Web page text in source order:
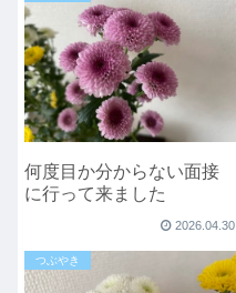
何度目か分からない面接
に行って来ました
2026.04.30
つぶやき